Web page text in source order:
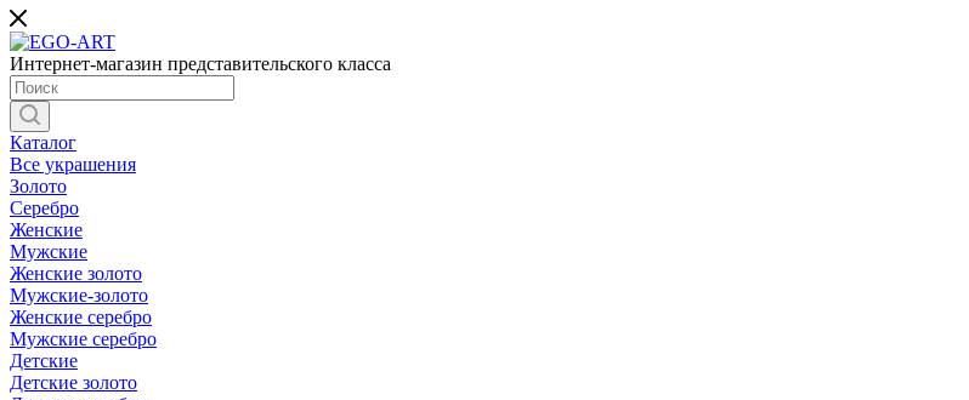
Интернет-магазин представительского класса
Каталог
Все украшения
Золото
Серебро
Женские
Мужские
Женские золото
Мужские-золото
Женские серебро
Мужские серебро
Детские
Детские золото